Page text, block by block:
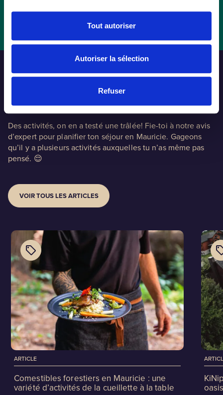
Tout autoriser
Autoriser la sélection
Refuser
On l’a testé pour toi!
Des activités, on en a testé une trâlée! Fie-toi à notre avis
d’expert pour planifier ton séjour en Mauricie. Gageons
qu’il y a plusieurs activités auxquelles tu n’as même pas
pensé. 😌
VOIR TOUS LES ARTICLES
ARTICLE
Comestibles forestiers en Mauricie : une
variété d’activités de la cueillette à la table